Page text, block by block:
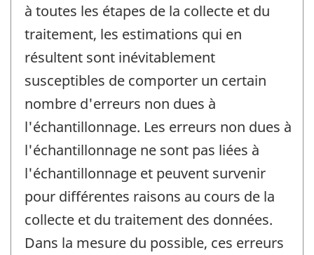
à toutes les étapes de la collecte et du
traitement, les estimations qui en
résultent sont inévitablement
susceptibles de comporter un certain
nombre d'erreurs non dues à
l'échantillonnage. Les erreurs non dues à
l'échantillonnage ne sont pas liées à
l'échantillonnage et peuvent survenir
pour différentes raisons au cours de la
collecte et du traitement des données.
Dans la mesure du possible, ces erreurs